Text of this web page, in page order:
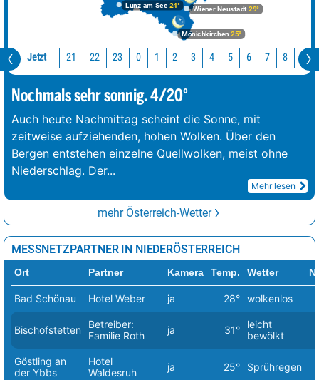
Lunz am See24°
Mönichkirchen 25°
Wiener Neustadt 29°
Jetzt 21 22 23 0 1 2 3 4 5 6 7 8
Nochmals sehr sonnig. 4/20°
Auch heute Nachmittag scheint die Sonne, mit
zeitweise aufziehenden, hohen Wolken. Über den
Bergen entstehen einzelne Quellwolken, meist ohne
Niederschlag. Der...
Mehr lesen
mehr Österreich-Wetter
MESSNETZPARTNER IN NIEDERÖSTERREICH
Ort Partner Kamera Temp. Wetter
Bad Schönau Hotel Weber ja 28° wolkenlos
Bischofstetten
Betreiber:
Familie Roth
ja 31°
leicht
bewölkt
Göstling an
der Ybbs
Hotel
Waldesruh
ja 25° Sprühregen